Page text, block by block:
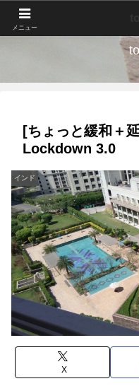
[ちょっと緩和＋
Lockdown 3.0
インド
X
メニュー